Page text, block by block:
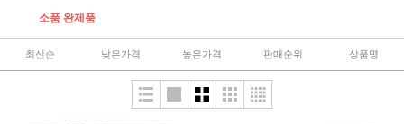
소품 완제품
최신순 낮은가격 높은가격 판매순위 상품명